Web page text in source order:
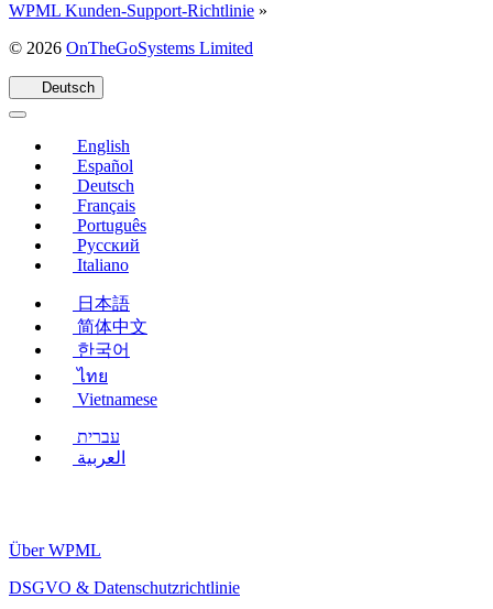
WPML Kunden-Support-Richtlinie »
© 2026 OnTheGoSystems Limited
Deutsch
English
Español
Deutsch
Français
Português
Русский
Italiano
日本語
简体中文
한국어
ไทย
Vietnamese
עברית
العربية
Über WPML
DSGVO & Datenschutzrichtlinie